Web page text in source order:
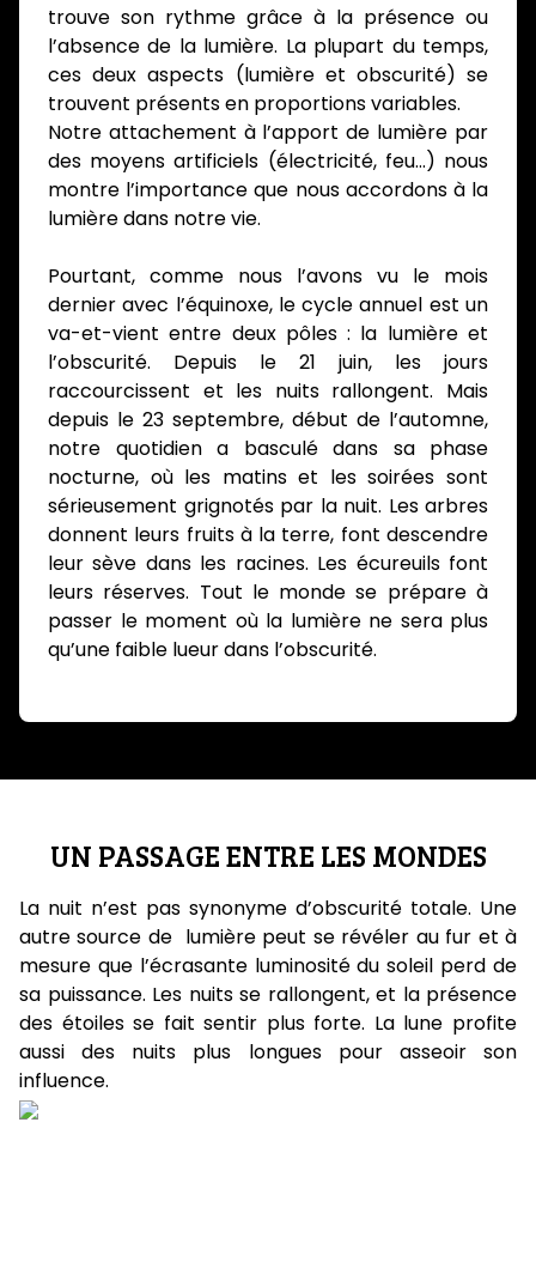
trouve son rythme grâce à la présence ou
l’absence de la lumière. La plupart du temps,
ces deux aspects (lumière et obscurité) se
trouvent présents en proportions variables.
Notre attachement à l’apport de lumière par
des moyens artificiels (électricité, feu…) nous
montre l’importance que nous accordons à la
lumière dans notre vie.
Pourtant, comme nous l’avons vu le mois
dernier avec l’équinoxe, le cycle annuel est un
va-et-vient entre deux pôles : la lumière et
l’obscurité. Depuis le 21 juin, les jours
raccourcissent et les nuits rallongent. Mais
depuis le 23 septembre, début de l’automne,
notre quotidien a basculé dans sa phase
nocturne, où les matins et les soirées sont
sérieusement grignotés par la nuit. Les arbres
donnent leurs fruits à la terre, font descendre
leur sève dans les racines. Les écureuils font
leurs réserves. Tout le monde se prépare à
passer le moment où la lumière ne sera plus
qu’une faible lueur dans l’obscurité.
UN PASSAGE ENTRE LES MONDES
La nuit n’est pas synonyme d’obscurité totale. Une
autre source de lumière peut se révéler au fur et à
mesure que l’écrasante luminosité du soleil perd de
sa puissance. Les nuits se rallongent, et la présence
des étoiles se fait sentir plus forte. La lune profite
aussi des nuits plus longues pour asseoir son
influence.